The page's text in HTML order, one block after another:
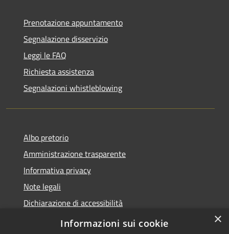
Prenotazione appuntamento
Segnalazione disservizio
Leggi le FAQ
Richiesta assistenza
Segnalazioni whistleblowing
Albo pretorio
Amministrazione trasparente
Informativa privacy
Note legali
Dichiarazione di accessibilità
Meccanismo di Feedback
×
Informazioni sui cookie